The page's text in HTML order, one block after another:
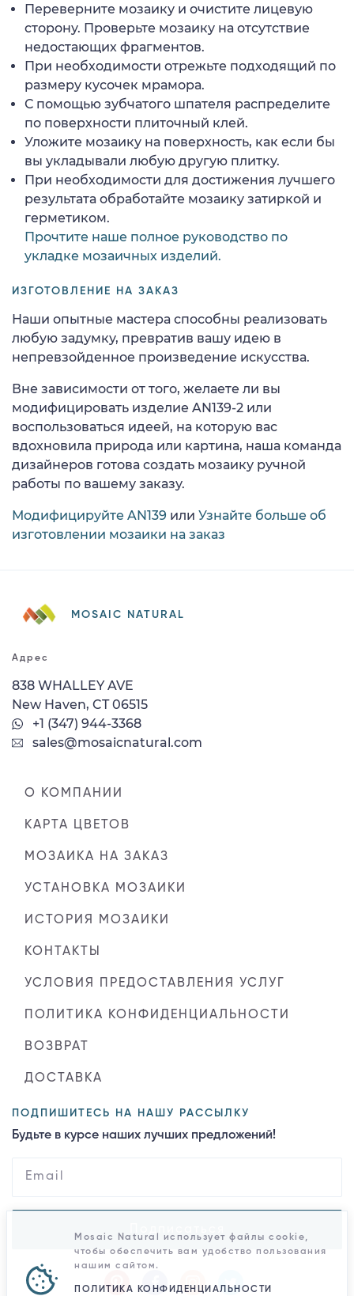
Переверните мозаику и очистите лицевую
сторону. Проверьте мозаику на отсутствие
недостающих фрагментов.
При необходимости отрежьте подходящий по
размеру кусочек мрамора.
С помощью зубчатого шпателя распределите
по поверхности плиточный клей.
Уложите мозаику на поверхность, как если бы
вы укладывали любую другую плитку.
При необходимости для достижения лучшего
результата обработайте мозаику затиркой и
герметиком.
Прочтите наше полное руководство по
укладке мозаичных изделий.
ИЗГОТОВЛЕНИЕ НА ЗАКАЗ
Наши опытные мастера способны реализовать
любую задумку, превратив вашу идею в
непревзойденное произведение искусства.
Вне зависимости от того, желаете ли вы
модифицировать изделие AN139-2 или
воспользоваться идеей, на которую вас
вдохновила природа или картина, наша команда
дизайнеров готова создать мозаику ручной
работы по вашему заказу.
Модифицируйте AN139 или Узнайте больше об
изготовлении мозаики на заказ
MOSAIC NATURAL
Адрес
838 WHALLEY AVE
New Haven, CT 06515
+1 (347) 944-3368
sales@mosaicnatural.com
О КОМПАНИИ
КАРТА ЦВЕТОВ
МОЗАИКА НА ЗАКАЗ
УСТАНОВКА МОЗАИКИ
ИСТОРИЯ МОЗАИКИ
КОНТАКТЫ
УСЛОВИЯ ПРЕДОСТАВЛЕНИЯ УСЛУГ
ПОЛИТИКА КОНФИДЕНЦИАЛЬНОСТИ
ВОЗВРАТ
ДОСТАВКА
ПОДПИШИТЕСЬ НА НАШУ РАССЫЛКУ
Будьте в курсе наших лучших предложений!
Mosaic Natural использует файлы cookie,
чтобы обеспечить вам удобство пользования
нашим сайтом.
ПОЛИТИКА КОНФИДЕНЦИАЛЬНОСТИ